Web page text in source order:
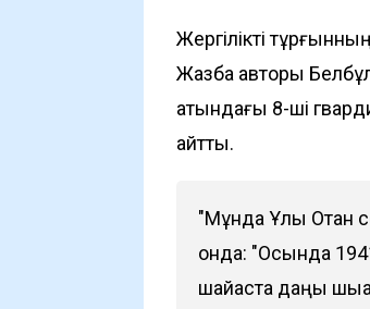
Жергілікті
Жазба авторы
атындағы 8-ші
айтты.
"Мұнда Ұлы Отан
онда: "Осында
шайқаста даңқы